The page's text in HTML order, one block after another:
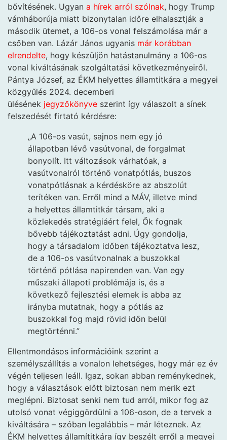
bővítésének. Ugyan a hírek arról szólnak, hogy Trump
vámháborúja miatt bizonytalan időre elhalasztják a
második ütemet, a 106-os vonal felszámolása már a
csőben van. Lázár János ugyanis már korábban
elrendelte, hogy készüljön hatástanulmány a 106-os
vonal kiváltásának szolgáltatási következményeiről.
Pántya József, az ÉKM helyettes államtitkára a megyei
közgyűlés 2024. decemberi
ülésének jegyzőkönyve szerint így válaszolt a sínek
felszedését firtató kérdésre:
„A 106-os vasút, sajnos nem egy jó
állapotban lévő vasútvonal, de forgalmat
bonyolít. Itt változások várhatóak, a
vasútvonalról történő vonatpótlás, buszos
vonatpótlásnak a kérdésköre az abszolút
terítéken van. Erről mind a MÁV, illetve mind
a helyettes államtitkár társam, aki a
közlekedés stratégiáért felel, Ők fognak
bővebb tájékoztatást adni. Úgy gondolja,
hogy a társadalom időben tájékoztatva lesz,
de a 106-os vasútvonalnak a buszokkal
történő pótlása napirenden van. Van egy
műszaki állapoti problémája is, és a
következő fejlesztési elemek is abba az
irányba mutatnak, hogy a pótlás az
buszokkal fog majd rövid időn belül
megtörténni.”
Ellentmondásos információink szerint a
személyszállítás a vonalon lehetséges, hogy már ez év
végén teljesen leáll. Igaz, sokan abban reménykednek,
hogy a választások előtt biztosan nem merik ezt
meglépni. Biztosat senki nem tud arról, mikor fog az
utolsó vonat végiggördülni a 106-oson, de a tervek a
kiváltására – szóban legalábbis – már léteznek. Az
ÉKM helyettes államítitkára így beszélt erről a megyei